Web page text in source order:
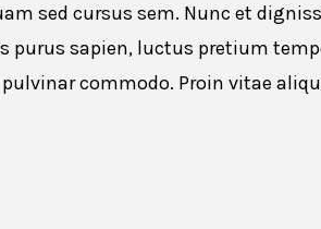
sed cursus sem. Nunc et
purus sapien, luctus pretium
commodo. Proin vitae